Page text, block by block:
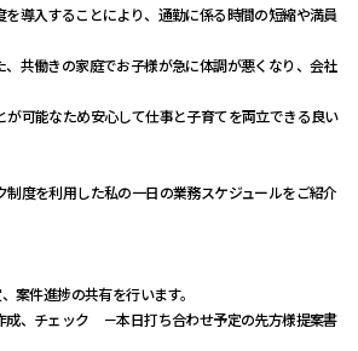
導入することにより、通勤に係る時間の短縮や満員
共働きの家庭でお子様が急に体調が悪くなり、会社
が可能なため安心して仕事と子育てを両立できる良い
度を利用した私の一日の業務スケジュールをご紹介
案件進捗の共有を行います。
成、チェック －本日打ち合わせ予定の先方様提案書